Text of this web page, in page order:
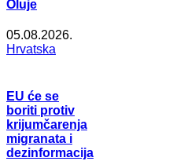
Oluje
05.08.2026.
Hrvatska
EU će se
boriti protiv
krijumčarenja
migranata i
dezinformacija